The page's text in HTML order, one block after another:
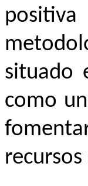
situado
como